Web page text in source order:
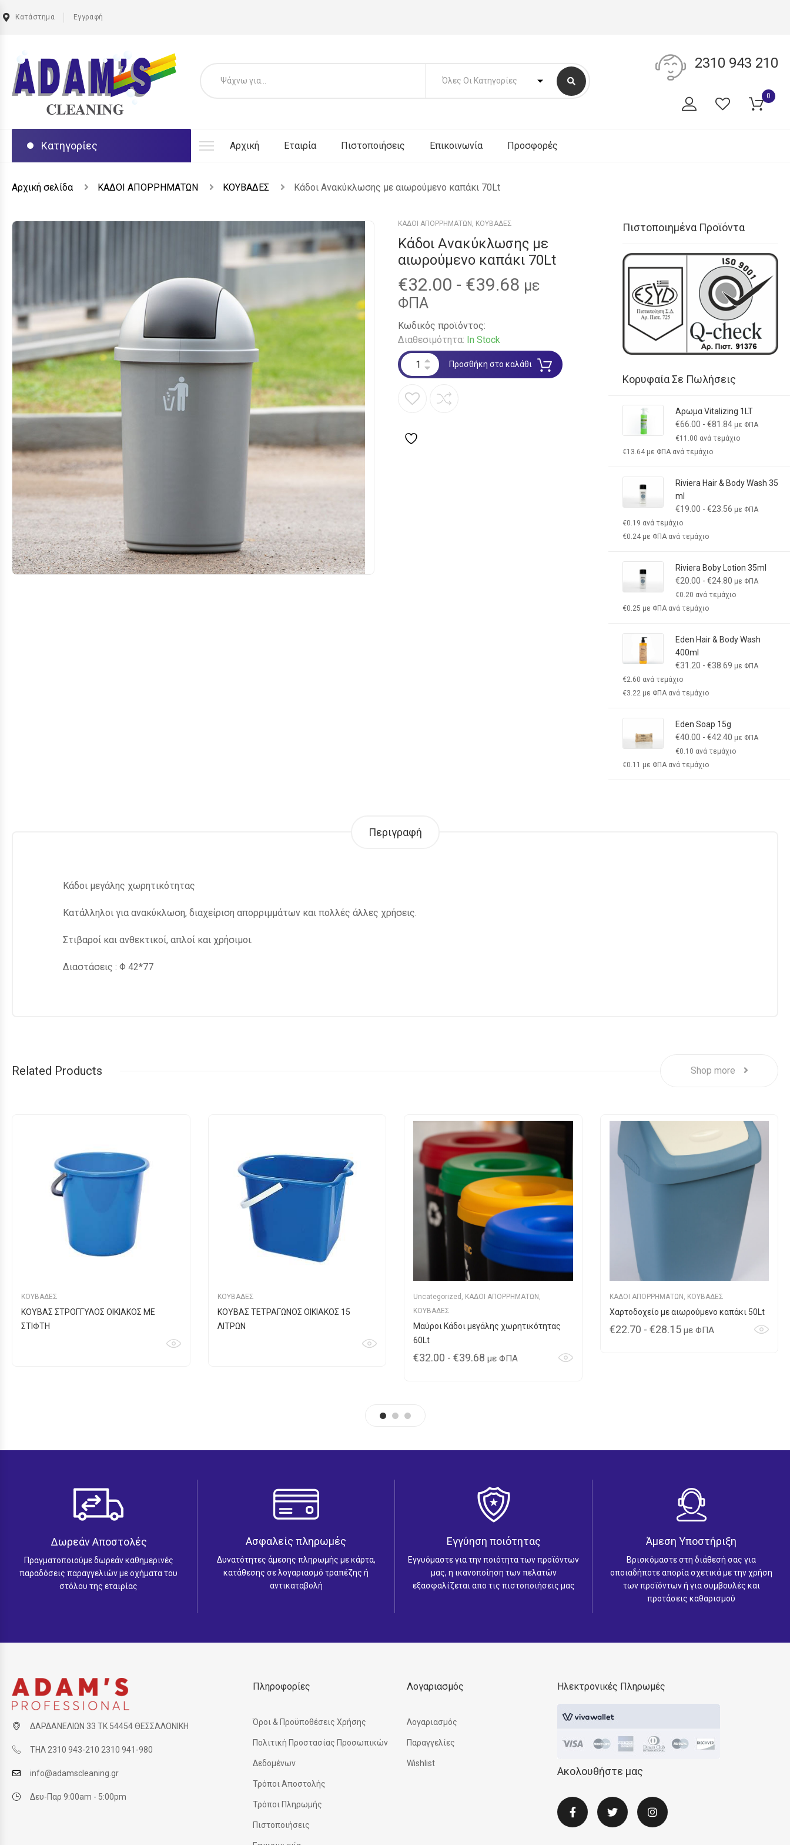
Κατάστημα Εγγραφή
Όλες Οι Κατηγορίες
2310 943 210
0
Κατηγορίες Αρχική Εταιρία Πιστοποιήσεις Επικοινωνία Προσφορές
Αρχική σελίδα ΚΑΔΟΙ ΑΠΟΡΡΗΜΑΤΩΝ ΚΟΥΒΑΔΕΣ Κάδοι Aνακύκλωσης με αιωρούμενο καπάκι 70Lt
ΚΑΔΟΙ ΑΠΟΡΡΗΜΑΤΩΝ , ΚΟΥΒΑΔΕΣ
Κάδοι Aνακύκλωσης με
αιωρούμενο καπάκι 70Lt
€32.00 - €39.68 με
ΦΠΑ
Κωδικός προϊόντος:
Διαθεσιμότητα: In Stock
Προσθήκη στο καλάθι
Πιστοποιημένα Προϊόντα
Κορυφαία Σε Πωλήσεις
Αρωμα Vitalizing 1LT
€66.00 - €81.84 με ΦΠΑ
€11.00 ανά τεμάχιο
€13.64 με ΦΠΑ ανά τεμάχιο
Riviera Hair & Body Wash 35
ml
€19.00 - €23.56 με ΦΠΑ
€0.19 ανά τεμάχιο
€0.24 με ΦΠΑ ανά τεμάχιο
Riviera Boby Lotion 35ml
€20.00 - €24.80 με ΦΠΑ
€0.20 ανά τεμάχιο
€0.25 με ΦΠΑ ανά τεμάχιο
Eden Hair & Body Wash
400ml
€31.20 - €38.69 με ΦΠΑ
€2.60 ανά τεμάχιο
€3.22 με ΦΠΑ ανά τεμάχιο
Eden Soap 15g
€40.00 - €42.40 με ΦΠΑ
€0.10 ανά τεμάχιο
€0.11 με ΦΠΑ ανά τεμάχιο
Περιγραφή
Κάδοι μεγάλης χωρητικότητας
Kατάλληλοι για ανακύκλωση, διαχείριση απορριμμάτων και πολλές άλλες χρήσεις.
Στιβαροί και ανθεκτικοί, απλοί και χρήσιμοι.
Διαστάσεις : Φ 42*77
Related Products Shop more
ΚΟΥΒΑΔΕΣ
ΚΟΥΒΑΣ ΣΤΡΟΓΓΥΛΟΣ ΟΙΚΙΑΚΟΣ ΜΕ
ΣΤΙΦΤΗ
ΚΟΥΒΑΔΕΣ
ΚΟΥΒΑΣ ΤΕΤΡΑΓΩΝΟΣ ΟΙΚΙΑΚΟΣ 15
ΛΙΤΡΩΝ
Uncategorized ΚΑΔΟΙ ΑΠΟΡΡΗΜΑΤΩΝ
ΚΟΥΒΑΔΕΣ
Μαύροι Κάδοι μεγάλης χωρητικότητας
60Lt
€32.00 - €39.68 με ΦΠΑ
ΚΑΔΟΙ ΑΠΟΡΡΗΜΑΤΩΝ ΚΟΥΒΑΔΕΣ
Χαρτοδοχείο με αιωρούμενο καπάκι 50Lt
€22.70 - €28.15 με ΦΠΑ
Δωρεάν Αποστολές
Πραγματοποιούμε δωρεάν καθημερινές
παραδόσεις παραγγελιών με οχήματα του
στόλου της εταιρίας
Ασφαλείς πληρωμές
Δυνατότητες άμεσης πληρωμής με κάρτα,
κατάθεσης σε λογαριασμό τραπέζης ή
αντικαταβολή
Εγγύηση ποιότητας
Εγγυόμαστε για την ποιότητα των προϊόντων
μας, η ικανοποίηση των πελατών
εξασφαλίζεται απο τις πιστοποιήσεις μας
Άμεση Υποστήριξη
Βρισκόμαστε στη διάθεσή σας για
οποιαδήποτε απορία σχετικά με την χρήση
των προϊόντων ή για συμβουλές και
προτάσεις καθαρισμού
ΔΑΡΔΑΝΕΛΙΩΝ 33 ΤΚ 54454 ΘΕΣΣΑΛΟΝΙΚΗ
ΤΗΛ 2310 943-210 2310 941-980
info@adamscleaning.gr
Δευ-Παρ 9:00am - 5:00pm
Πληροφορίες
Όροι & Προϋποθέσεις Χρήσης
Πολιτική Προστασίας Προσωπικών
Δεδομένων
Τρόποι Αποστολής
Τρόποι Πληρωμής
Πιστοποιήσεις
Λογαριασμός
Λογαριασμός
Παραγγελίες
Wishlist
Ηλεκτρονικές Πληρωμές
Ακολουθήστε μας